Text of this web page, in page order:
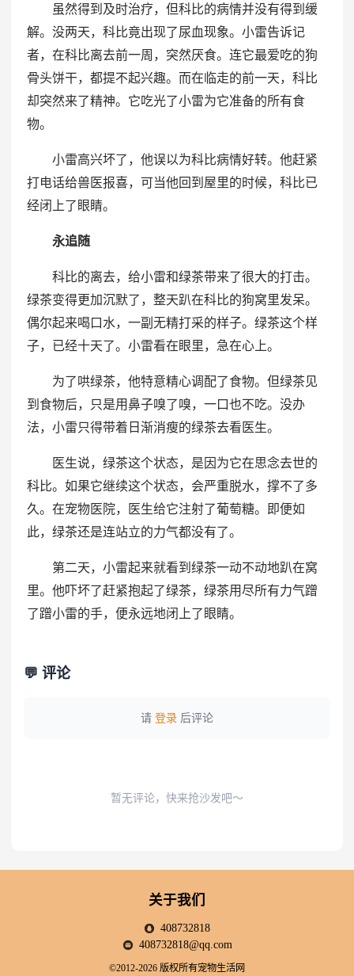
虽然得到及时治疗，但科比的病情并没有得到缓
解。没两天，科比竟出现了尿血现象。小雷告诉记
者，在科比离去前一周，突然厌食。连它最爱吃的狗
骨头饼干，都提不起兴趣。而在临走的前一天，科比
却突然来了精神。它吃光了小雷为它准备的所有食
物。
小雷高兴坏了，他误以为科比病情好转。他赶紧
打电话给兽医报喜，可当他回到屋里的时候，科比已
经闭上了眼睛。
永追随
科比的离去，给小雷和绿茶带来了很大的打击。
绿茶变得更加沉默了，整天趴在科比的狗窝里发呆。
偶尔起来喝口水，一副无精打采的样子。绿茶这个样
子，已经十天了。小雷看在眼里，急在心上。
为了哄绿茶，他特意精心调配了食物。但绿茶见
到食物后，只是用鼻子嗅了嗅，一口也不吃。没办
法，小雷只得带着日渐消瘦的绿茶去看医生。
医生说，绿茶这个状态，是因为它在思念去世的
科比。如果它继续这个状态，会严重脱水，撑不了多
久。在宠物医院，医生给它注射了葡萄糖。即便如
此，绿茶还是连站立的力气都没有了。
第二天，小雷起来就看到绿茶一动不动地趴在窝
里。他吓坏了赶紧抱起了绿茶，绿茶用尽所有力气蹭
了蹭小雷的手，便永远地闭上了眼睛。
💬 评论
请 登录 后评论
暂无评论，快来抢沙发吧～
关于我们
408732818
408732818@qq.com
©2012-2026 版权所有宠物生活网